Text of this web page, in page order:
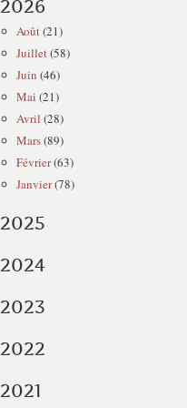
2026
Août(21)
Juillet(58)
Juin (46)
Mai (21)
Avril (28)
Mars(89)
Février(63)
Janvier(78)
2025
2024
2023
2022
2021